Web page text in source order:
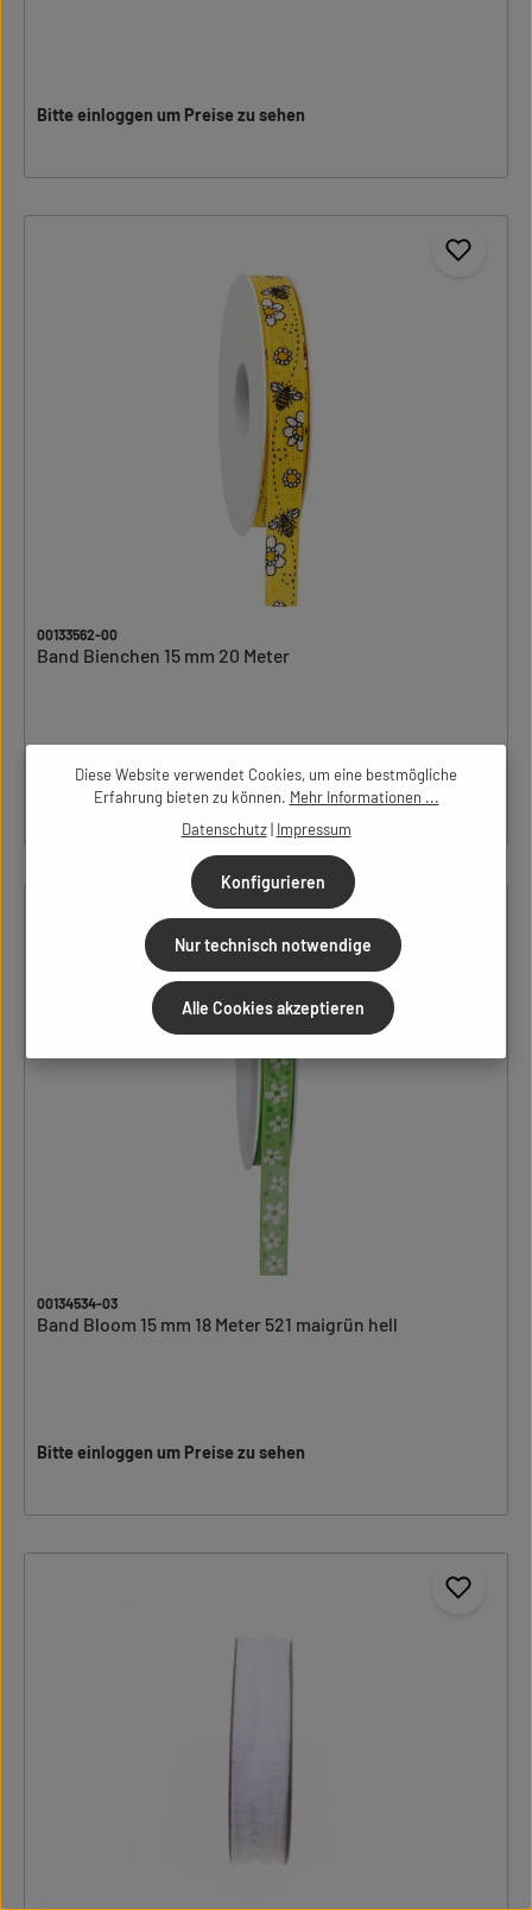
Bitte einloggen um Preise zu sehen
00133562-00
Band Bienchen 15 mm 20 Meter
Bitte einloggen um Preise zu sehen
00134534-03
Band Bloom 15 mm 18 Meter 521 maigrün hell
Bitte einloggen um Preise zu sehen
Diese Website verwendet Cookies, um eine bestmögliche
Erfahrung bieten zu können. Mehr Informationen ...
Datenschutz| Impressum
Nur technisch notwendige
Konfigurieren
Alle Cookies akzeptieren